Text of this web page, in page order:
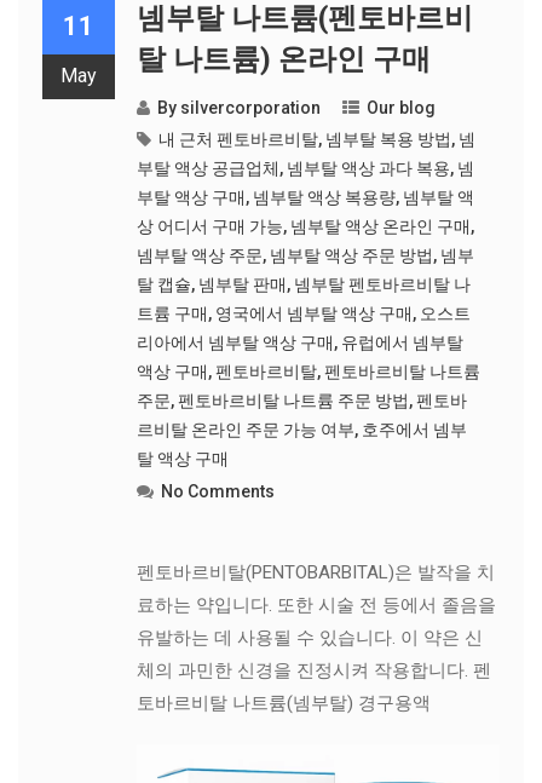
11
May
넴부탈 나트륨(펜토바르비
탈 나트륨) 온라인 구매
By silvercorporation
Our blog
내 근처 펜토바르비탈, 넴부탈 복용 방법, 넴
부탈 액상 공급업체, 넴부탈 액상 과다 복용, 넴
부탈 액상 구매, 넴부탈 액상 복용량, 넴부탈 액
상 어디서 구매 가능, 넴부탈 액상 온라인 구매,
넴부탈 액상 주문, 넴부탈 액상 주문 방법, 넴부
탈 캡슐, 넴부탈 판매, 넴부탈 펜토바르비탈 나
트륨 구매, 영국에서 넴부탈 액상 구매, 오스트
리아에서 넴부탈 액상 구매, 유럽에서 넴부탈
액상 구매,펜토바르비탈,펜토바르비탈 나트륨
주문,펜토바르비탈 나트륨 주문 방법,펜토바
르비탈 온라인 주문 가능 여부, 호주에서 넴부
탈 액상 구매
No Comments
펜토바르비탈(PENTOBARBITAL)은 발작을 치
료하는 약입니다. 또한 시술 전 등에서 졸음을
유발하는 데 사용될 수 있습니다. 이 약은 신
체의 과민한 신경을 진정시켜 작용합니다. 펜
토바르비탈 나트륨(넴부탈) 경구용액